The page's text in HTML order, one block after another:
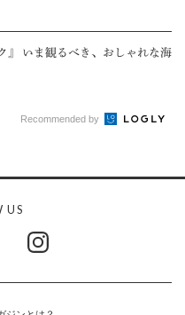
』 いま観るべき、おしゃれな海
Recommended by
US